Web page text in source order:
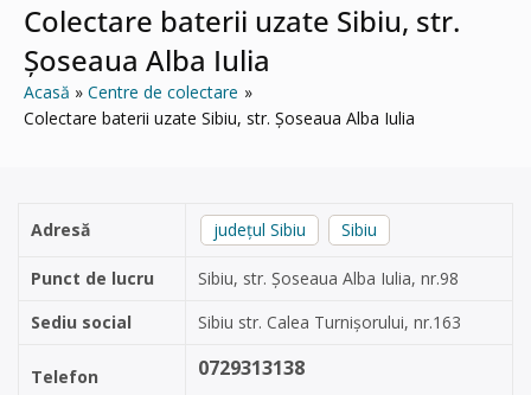
Colectare baterii uzate Sibiu, str.
Șoseaua Alba Iulia
Acasă
Centre de colectare
Colectare baterii uzate Sibiu, str. Șoseaua Alba Iulia
Adresă județul Sibiu Sibiu
Punct de lucru
Sibiu, str. Șoseaua Alba Iulia, nr.98
Sediu social
Sibiu str. Calea Turnișorului, nr.163
Telefon 0729313138